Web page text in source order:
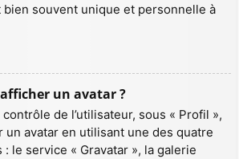
bien souvent unique et personnelle à
un avatar ?
de l’utilisateur, sous « Profil »,
un avatar en utilisant une des quatre
le service « Gravatar », la galerie